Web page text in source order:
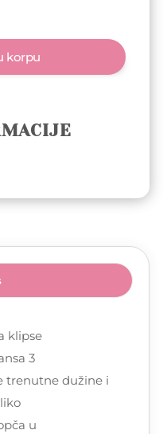
korpu
klipse
3
trenutne dužine i
u